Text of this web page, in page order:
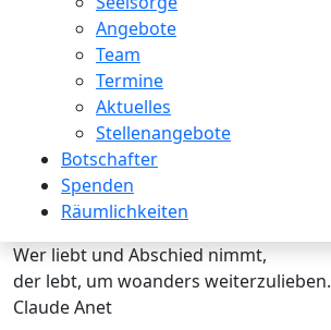
Angebote
Team
Termine
Aktuelles
Stellenangebote
Botschafter
Spenden
Räumlichkeiten
Wer liebt und Abschied nimmt,
der lebt, um woanders weiterzulieben.
Claude Anet